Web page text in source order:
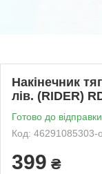
Накінечник
лів. (RIDER)
Готово до відправки
Код: 46291085303-
399 ₴